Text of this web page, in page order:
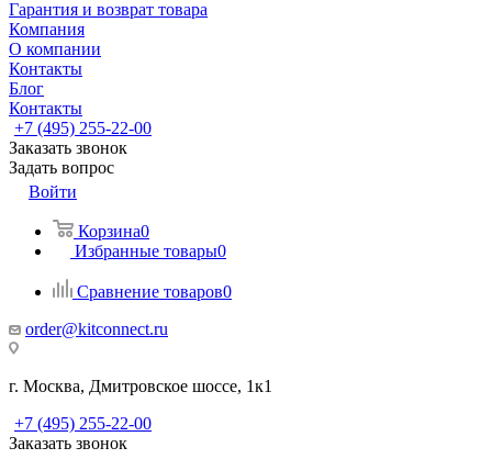
Гарантия и возврат товара
Компания
О компании
Контакты
Блог
Контакты
+7 (495) 255-22-00
Заказать звонок
Задать вопрос
Войти
Корзина0
Избранные товары0
Сравнение товаров0
order@kitconnect.ru
г. Москва, Дмитровское шоссе, 1к1
+7 (495) 255-22-00
Заказать звонок